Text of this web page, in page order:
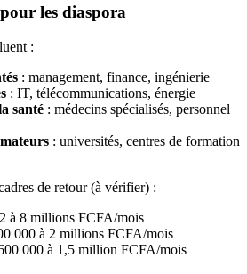
les diaspora
:
: management, finance, ingénierie
: IT, télécommunications, énergie
santé : médecins spécialisés, personnel
: universités, centres de formation
de retour (à vérifier) :
à 8 millions FCFA/mois
000 à 2 millions FCFA/mois
000 à 1,5 million FCFA/mois